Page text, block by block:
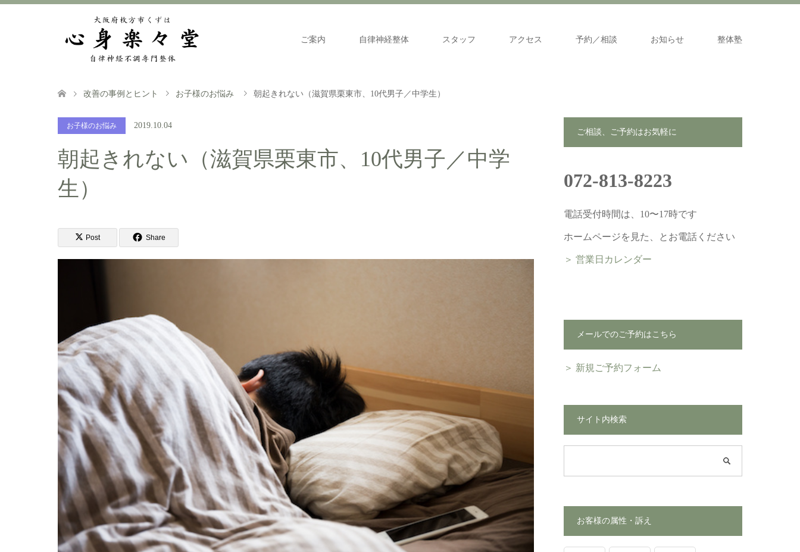
ご案内 自律神経整体 スタッフ アクセス 予約／相談 お知らせ 整体塾
改善の事例とヒント お子様のお悩み 朝起きれない（滋賀県栗東市、10代男子／中学生）
お子様のお悩み 2019.10.04
朝起きれない（滋賀県栗東市、10代男子／中学
生）
Post Share
ご相談、ご予約はお気軽に
072-813-8223
電話受付時間は、10〜17時です
ホームページを見た、とお電話ください
＞ 営業日カレンダー
メールでのご予約はこちら
＞ 新規ご予約フォーム
サイト内検索
お客様の属性・訴え